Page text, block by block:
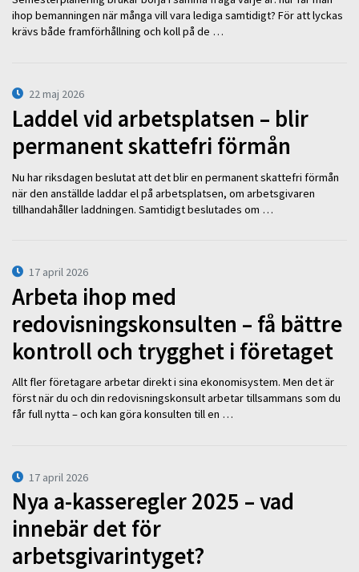
ihop bemanningen när många vill vara lediga samtidigt? För att lyckas
krävs både framförhållning och koll på de …
22 maj 2026
Laddel vid arbetsplatsen – blir
permanent skattefri förmån
Nu har riksdagen beslutat att det blir en permanent skattefri förmån
när den anställde laddar el på arbetsplatsen, om arbetsgivaren
tillhandahåller laddningen. Samtidigt beslutades om …
17 april 2026
Arbeta ihop med
redovisningskonsulten – få bättre
kontroll och trygghet i företaget
Allt fler företagare arbetar direkt i sina ekonomisystem. Men det är
först när du och din redovisningskonsult arbetar tillsammans som du
får full nytta – och kan göra konsulten till en …
17 april 2026
Nya a-kasseregler 2025 – vad
innebär det för
arbetsgivarintyget?